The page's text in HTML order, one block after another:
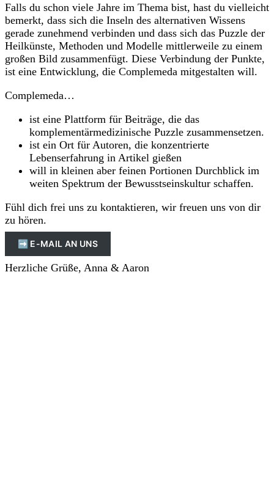
Falls du schon viele Jahre im Thema bist, hast du vielleicht
bemerkt, dass sich die Inseln des alternativen Wissens
gerade zunehmend verbinden und dass sich das Puzzle der
Heilkünste, Methoden und Modelle mittlerweile zu einem
großen Bild zusammenfügt. Diese Verbindung der Punkte,
ist eine Entwicklung, die Complemeda mitgestalten will.
Complemeda…
ist eine Plattform für Beiträge, die das
komplementärmedizinische Puzzle zusammensetzen.
ist ein Ort für Autoren, die konzentrierte
Lebenserfahrung in Artikel gießen
will in kleinen aber feinen Portionen Durchblick im
weiten Spektrum der Bewusstseinskultur schaffen.
Fühl dich frei uns zu kontaktieren, wir freuen uns von dir
zu hören.
➡️ E-MAIL AN UNS
Herzliche Grüße, Anna & Aaron